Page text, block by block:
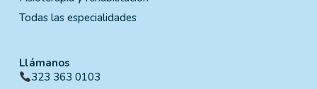
Todas las especialidades
Llámanos
323 363 0103